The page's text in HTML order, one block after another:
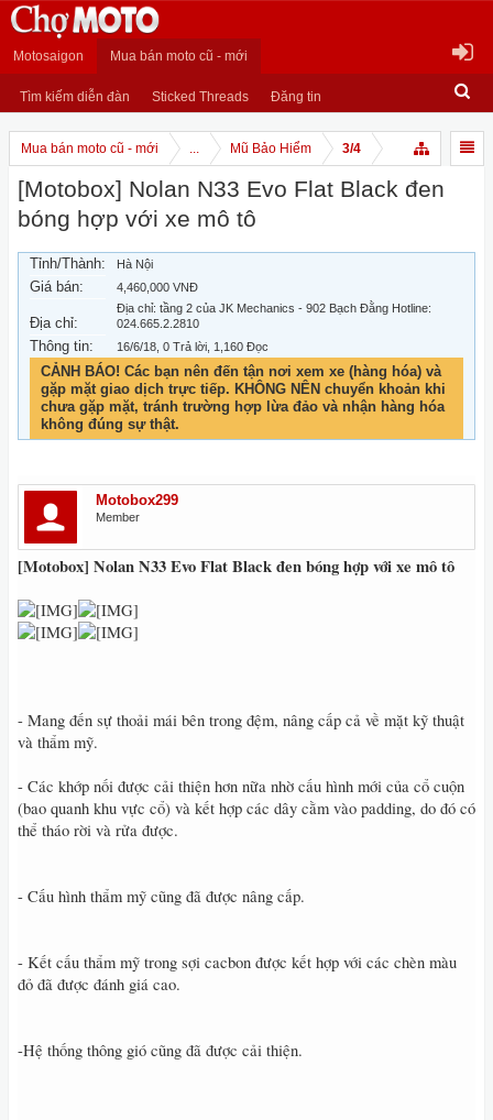
Motosaigon Mua bán moto cũ - mới
Tìm kiếm diễn đàn Sticked Threads Đăng tin
Mua bán moto cũ - mới ... Mũ Bảo Hiểm 3/4
[Motobox] Nolan N33 Evo Flat Black đen
bóng hợp với xe mô tô
Tỉnh/Thành: Hà Nội
Giá bán: 4,460,000 VNĐ
Địa chỉ:
Địa chỉ: tầng 2 của JK Mechanics - 902 Bạch Đằng Hotline:
024.665.2.2810
Thông tin: 16/6/18 , 0 Trả lời, 1,160 Đọc
CẢNH BÁO! Các bạn nên đến tận nơi xem xe (hàng hóa) và
gặp mặt giao dịch trực tiếp. KHÔNG NÊN chuyển khoản khi
chưa gặp mặt, tránh trường hợp lừa đảo và nhận hàng hóa
không đúng sự thật.
Motobox299
Member
[Motobox] Nolan N33 Evo Flat Black đen bóng hợp với xe mô tô
- Mang đến sự thoải mái bên trong đệm, nâng cấp cả về mặt kỹ thuật
và thẩm mỹ.
- Các khớp nối được cải thiện hơn nữa nhờ cấu hình mới của cổ cuộn
(bao quanh khu vực cổ) và kết hợp các dây cằm vào padding, do đó có
thể tháo rời và rửa được.
- Cấu hình thẩm mỹ cũng đã được nâng cấp.
- Kết cấu thẩm mỹ trong sợi cacbon được kết hợp với các chèn màu
đỏ đã được đánh giá cao.
-Hệ thống thông gió cũng đã được cải thiện.